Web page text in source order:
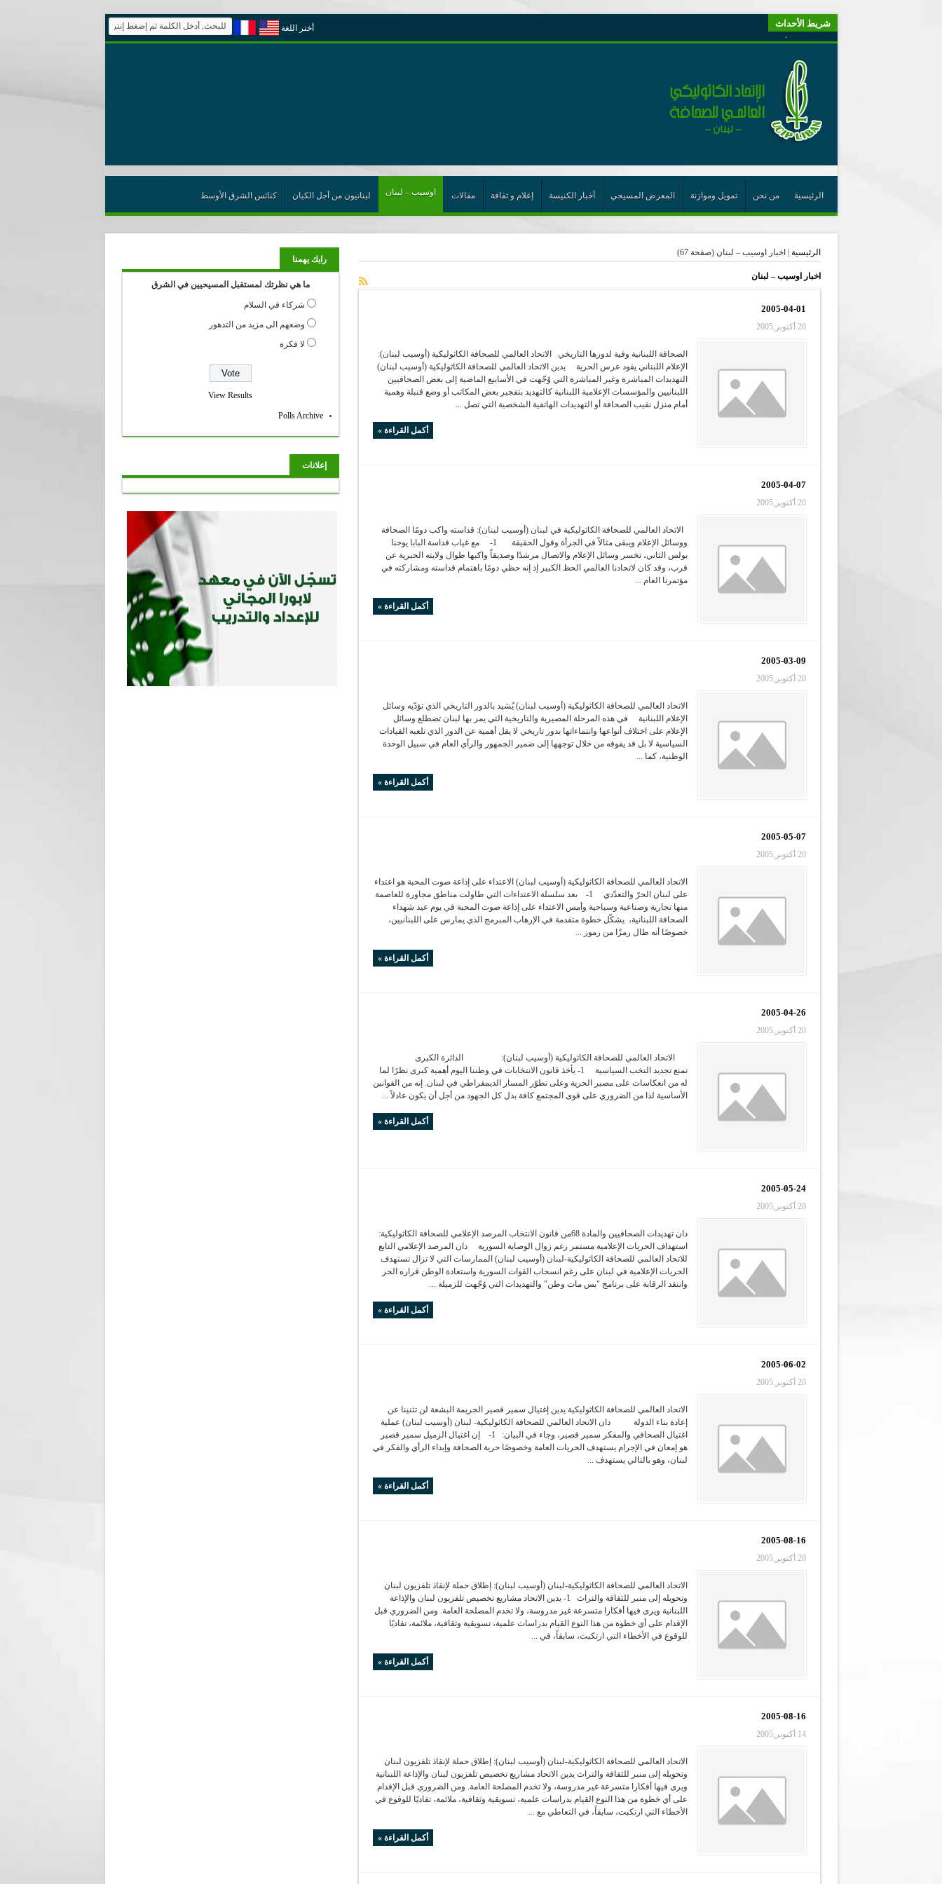
شريط الأحداث
“لبنانيون من أجل الكيان” (اتحاد اورا) : طرح رئيس الجمهورية حول اللامركزية الموسعة شرط واجب للخروج من حالة الجمود
“الوحدة في التعدّد: إعادة بناء الديمقراطيّة التوافقيّة في لبنان”
يتبع في معنى الأعجوبة
ترشيح أسعد جوان لجائزة نوبل يعزّز تثبيت
احتفالات عيد القديس شربل تتواصل في بقاعكفرا…
الأعجوبة في المسيحيّة: معنًى وحدًّا
من يختصر الله يجعل الدين خطرًا
أيّ عيش مشترك نريد؟
أختر اللغة
الرئيسية من نحن تمويل وموازنة المعرض المسيحي أخبار الكنيسة إعلام و ثقافة مقالات اوسيب – لبنان لبنانيون من أجل الكيان كنائس الشرق الأوسط
الرئيسية اخبار اوسيب – لبنان (صفحة 67)
اخبار اوسيب – لبنان
2005-04-01
20 أكتوبر,2005
الصحافة اللبنانية وفية لدورها التاريخي الاتحاد العالمي للصحافة الكاثوليكية (أوسيب لبنان):
الإعلام اللبناني يقود عرس الحرية يدين الاتحاد العالمي للصحافة الكاثوليكية (أوسيب لبنان)
التهديدات المباشرة وغير المباشرة التي وُجّهت في الأسابيع الماضية إلى بعض الصحافيين
اللبنانيين والمؤسسات الإعلامية اللبنانية كالتهديد بتفجير بعض المكاتب أو وضع قنبلة وهمية
أمام منزل نقيب الصحافة أو التهديدات الهاتفية الشخصية التي تصل ...
أكمل القراءة »
2005-04-07
20 أكتوبر,2005
الاتحاد العالمي للصحافة الكاثوليكية في لبنان (أوسيب لبنان): قداسته واكب دومًا الصحافة
ووسائل الإعلام ويبقى مثالاً في الجرأة وقول الحقيقة 1- مع غياب قداسة البابا يوحنا
بولس الثاني، تخسر وسائل الإعلام والاتصال مرشدًا وصديقاً واكبها طوال ولايته الحبرية عن
قرب، وقد كان لاتحادنا العالمي الحظ الكبير إذ إنه حظي دومًا باهتمام قداسته ومشاركته في
مؤتمرنا العام ...
أكمل القراءة »
2005-03-09
20 أكتوبر,2005
الاتحاد العالمي للصحافة الكاثوليكية (أوسيب لبنان) يُشيد بالدور التاريخي الذي تؤدّيه وسائل
الإعلام اللبنانية في هذه المرحلة المصيرية والتاريخية التي يمر بها لبنان تضطلع وسائل
الإعلام على اختلاف أنواعها وانتماءاتها بدور تاريخي لا يقل أهمية عن الدور الذي تلعبه القيادات
السياسية لا بل قد يفوقه من خلال توجهها إلى ضمير الجمهور والرأي العام في سبيل الوحدة
الوطنية، كما ...
أكمل القراءة »
2005-05-07
20 أكتوبر,2005
الاتحاد العالمي للصحافة الكاثوليكية (أوسيب لبنان) الاعتداء على إذاعة صوت المحبة هو اعتداء
على لبنان الحرّ والتعدّدي 1- بعد سلسلة الاعتداءات التي طاولت مناطق مجاورة للعاصمة
منها تجارية وصناعية وسياحية وأمس الاعتداء على إذاعة صوت المحبة في يوم عيد شهداء
الصحافة اللبنانية، يشكّل خطوة متقدمة في الإرهاب المبرمج الذي يمارس على اللبنانيين،
خصوصًا أنه طال رمزًا من رموز ...
أكمل القراءة »
2005-04-26
20 أكتوبر,2005
الاتحاد العالمي للصحافة الكاثوليكية (أوسيب لبنان): الدائرة الكبرى
تمنع تجديد النخب السياسية 1- يأخذ قانون الانتخابات في وطننا اليوم أهمية كبرى نظرًا لما
له من انعكاسات على مصير الحرية وعلى تطوّر المسار الديمقراطي في لبنان. إنه من القوانين
الأساسية لذا من الضروري على قوى المجتمع كافة بذل كل الجهود من أجل أن يكون عادلاً ...
أكمل القراءة »
2005-05-24
20 أكتوبر,2005
دان تهديدات الصحافيين والمادة 68من قانون الانتخاب المرصد الإعلامي للصحافة الكاثوليكية:
استهداف الحريات الإعلامية مستمر رغم زوال الوصاية السورية دان المرصد الإعلامي التابع
للاتحاد العالمي للصحافة الكاثوليكية-لبنان (أوسيب لبنان) الممارسات التي لا تزال تستهدف
الحريات الإعلامية في لبنان على رغم انسحاب القوات السورية واستعادة الوطن قراره الحر
وانتقد الرقابة على برنامج "بس مات وطن" والتهديدات التي وُجّهت للزميلة ...
أكمل القراءة »
2005-06-02
20 أكتوبر,2005
الاتحاد العالمي للصحافة الكاثوليكية يدين إغتيال سمير قصير الجريمة البشعة لن تثنينا عن
إعادة بناء الدولة دان الاتحاد العالمي للصحافة الكاثوليكية- لبنان (أوسيب لبنان) عملية
اغتيال الصحافي والمفكر سمير قصير، وجاء في البيان: 1- إن اغتيال الزميل سمير قصير
هو إمعان في الإجرام يستهدف الحريات العامة وخصوصًا حرية الصحافة وإبداء الرأي والفكر في
لبنان، وهو بالتالي يستهدف ...
أكمل القراءة »
2005-08-16
20 أكتوبر,2005
الاتحاد العالمي للصحافة الكاثوليكية-لبنان (أوسيب لبنان): إطلاق حملة لإنقاذ تلفزيون لبنان
وتحويله إلى منبر للثقافة والتراث 1- يدين الاتحاد مشاريع تخصيص تلفزيون لبنان والإذاعة
اللبنانية ويرى فيها أفكارا متسرعة غير مدروسة، ولا تخدم المصلحة العامة. ومن الضروري قبل
الإقدام على أي خطوة من هذا النوع القيام بدراسات علمية، تسويقية وثقافية، ملائمة، تفاديًا
للوقوع في الأخطاء التي ارتكبت، سابقاً، في ...
أكمل القراءة »
2005-08-16
14 أكتوبر,2005
الاتحاد العالمي للصحافة الكاثوليكية-لبنان (أوسيب لبنان): إطلاق حملة لإنقاذ تلفزيون لبنان
وتحويله إلى منبر للثقافة والتراث يدين الاتحاد مشاريع تخصيص تلفزيون لبنان والإذاعة اللبنانية
ويرى فيها أفكارا متسرعة غير مدروسة، ولا تخدم المصلحة العامة. ومن الضروري قبل الإقدام
على أي خطوة من هذا النوع القيام بدراسات علمية، تسويقية وثقافية، ملائمة، تفاديًا للوقوع في
الأخطاء التي ارتكبت، سابقاً، في التعاطي مع ...
أكمل القراءة »
رايك يهمنا
ما هي نظرتك لمستقبل المسيحيين في الشرق
شركاء في السلام
وضعهم الى مزيد من التدهور
لا فكرة
View Results
Polls Archive
إعلانات